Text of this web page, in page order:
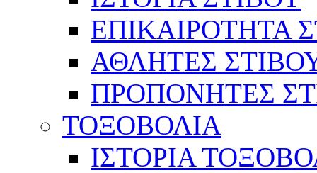
ΕΠΙΚΑΙΡΟΤΗΤΑ
ΑΘΛΗΤΕΣ
ΠΡΟΠΟΝΗΤΕΣ
ΤΟΞΟΒΟΛΙΑ
ΙΣΤΟΡΙΑ